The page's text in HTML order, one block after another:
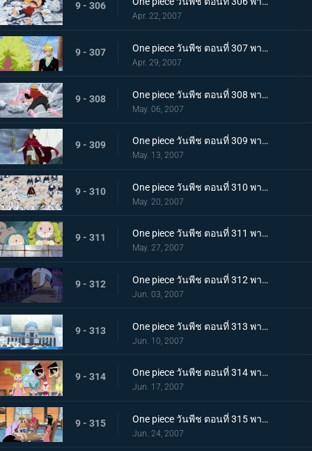
9 - 306
Apr. 22, 2007
9 - 307 One piece วันพีช ตอนที่ 307 พากย์ไทย เกาะกำลังจมด้วยปืนใหญ่! การคัดค้านทั้งน้ำตาของแฟรงกี้!
Apr. 29, 2007
9 - 308 One piece วันพีช ตอนที่ 308 พากย์ไทย รอคอยเพื่อลูฟี่! การต่อสู้เดิมพันด้วยชีวิตบนสะพานแห่งความลังเล
May. 06, 2007
9 - 309 One piece วันพีช ตอนที่ 309 พากย์ไทย ทุ่มใจใส่กำปั้น! หมัดปืนกลทุ่มสุดตัวของลูฟี่
May. 13, 2007
9 - 310 One piece วันพีช ตอนที่ 310 พากย์ไทย สหายผู้มาจากท้องทะเล! สายสัมพันธ์ที่เข้มแข็งของกลุ่มหมวกฟาง
May. 20, 2007
9 - 311 One piece วันพีช ตอนที่ 311 พากย์ไทย การหลบที่ยิ่งใหญ่! เส้นทางสู่ชัยชนะของโจรสลัด
May. 27, 2007
9 - 312 One piece วันพีช ตอนที่ 312 พากย์ไทย ขอบคุณสำหรับทุกอย่างแมรี่! หิมะตกบนทะเลแห่งการจากลา
Jun. 03, 2007
9 - 313 One piece วันพีช ตอนที่ 313 พากย์ไทย ความสงบที่ถูกทำลาย! พลเรือโทผู้ใช้หมัดแห่งความรัก
Jun. 10, 2007
9 - 314 One piece วันพีช ตอนที่ 314 พากย์ไทย ตระกูลสุดแกร่ง? พ่อของลูฟี่ที่ถูกเปิดเผย!
Jun. 17, 2007
9 - 315 One piece วันพีช ตอนที่ 315 พากย์ไทย ชื่อนั้นคือโลกใหม่! เส้นทางของแกรนไลน์!
Jun. 24, 2007